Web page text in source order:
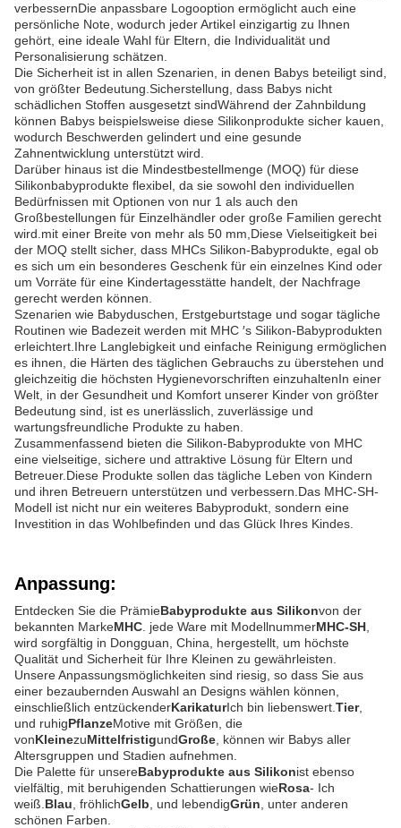
verbessernDie anpassbare Logooption ermöglicht auch eine
persönliche Note, wodurch jeder Artikel einzigartig zu Ihnen
gehört, eine ideale Wahl für Eltern, die Individualität und
Personalisierung schätzen.
Die Sicherheit ist in allen Szenarien, in denen Babys beteiligt sind,
von größter Bedeutung.Sicherstellung, dass Babys nicht
schädlichen Stoffen ausgesetzt sindWährend der Zahnbildung
können Babys beispielsweise diese Silikonprodukte sicher kauen,
wodurch Beschwerden gelindert und eine gesunde
Zahnentwicklung unterstützt wird.
Darüber hinaus ist die Mindestbestellmenge (MOQ) für diese
Silikonbabyprodukte flexibel, da sie sowohl den individuellen
Bedürfnissen mit Optionen von nur 1 als auch den
Großbestellungen für Einzelhändler oder große Familien gerecht
wird.mit einer Breite von mehr als 50 mm,Diese Vielseitigkeit bei
der MOQ stellt sicher, dass MHCs Silikon-Babyprodukte, egal ob
es sich um ein besonderes Geschenk für ein einzelnes Kind oder
um Vorräte für eine Kindertagesstätte handelt, der Nachfrage
gerecht werden können.
Szenarien wie Babyduschen, Erstgeburtstage und sogar tägliche
Routinen wie Badezeit werden mit MHC ′s Silikon-Babyprodukten
erleichtert.Ihre Langlebigkeit und einfache Reinigung ermöglichen
es ihnen, die Härten des täglichen Gebrauchs zu überstehen und
gleichzeitig die höchsten Hygienevorschriften einzuhaltenIn einer
Welt, in der Gesundheit und Komfort unserer Kinder von größter
Bedeutung sind, ist es unerlässlich, zuverlässige und
wartungsfreundliche Produkte zu haben.
Zusammenfassend bieten die Silikon-Babyprodukte von MHC
eine vielseitige, sichere und attraktive Lösung für Eltern und
Betreuer.Diese Produkte sollen das tägliche Leben von Kindern
und ihren Betreuern unterstützen und verbessern.Das MHC-SH-
Modell ist nicht nur ein weiteres Babyprodukt, sondern eine
Investition in das Wohlbefinden und das Glück Ihres Kindes.
Anpassung:
Entdecken Sie die PrämieBabyprodukte aus Silikonvon der
bekannten MarkeMHC . jede Ware mit ModellnummerMHC-SH
wird sorgfältig in Dongguan, China, hergestellt, um höchste
Qualität und Sicherheit für Ihre Kleinen zu gewährleisten.
Unsere Anpassungsmöglichkeiten sind riesig, so dass Sie aus
einer bezaubernden Auswahl an Designs wählen können,
einschließlich entzückenderKarikaturIch bin liebenswert. Tier,
und ruhigPflanzeMotive mit Größen, die
vonKleinezuMittelfristigundGroße , können wir Babys aller
Altersgruppen und Stadien aufnehmen.
Die Palette für unsereBabyprodukte aus Silikonist ebenso
vielfältig, mit beruhigenden Schattierungen wieRosa- Ich
weiß. Blau , fröhlichGelb , und lebendigGrün , unter anderen
schönen Farben.